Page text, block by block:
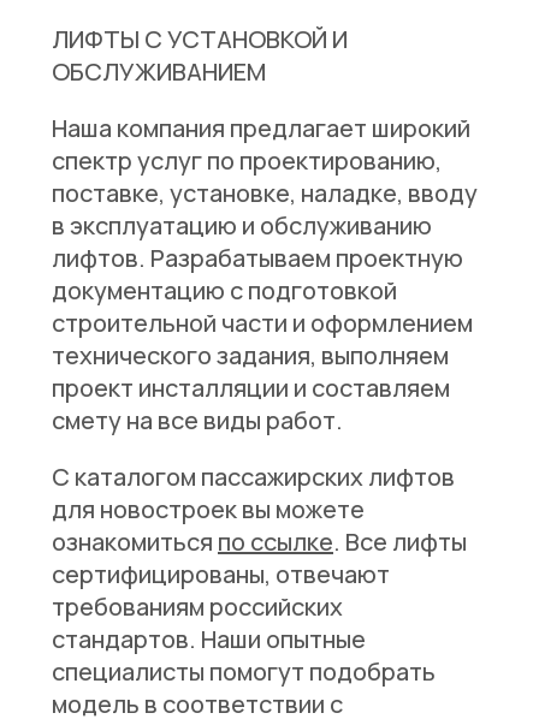
ЛИФТЫ С УСТАНОВКОЙ И
ОБСЛУЖИВАНИЕМ
Наша компания предлагает широкий
спектр услуг по проектированию,
поставке, установке, наладке, вводу
в эксплуатацию и обслуживанию
лифтов. Разрабатываем проектную
документацию с подготовкой
строительной части и оформлением
технического задания, выполняем
проект инсталляции и составляем
смету на все виды работ.
С каталогом пассажирских лифтов
для новостроек вы можете
ознакомиться по ссылке. Все лифты
сертифицированы, отвечают
требованиям российских
стандартов. Наши опытные
специалисты помогут подобрать
модель в соответствии с